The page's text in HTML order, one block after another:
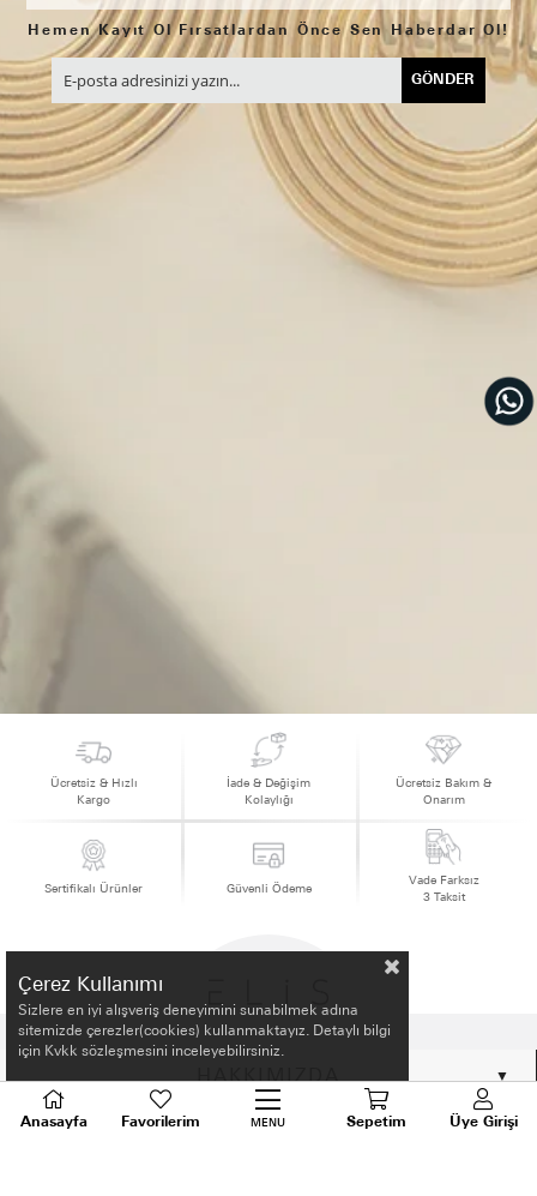
Hemen Kayıt Ol Fırsatlardan Önce Sen Haberdar Ol!
GÖNDER
Ücretsiz & Hızlı
Kargo
İade & Değişim
Kolaylığı
Ücretsiz Bakım &
Onarım
Sertifikalı Ürünler Güvenli Ödeme
Vade Farksız
3 Taksit
HAKKIMIZDA
ALIŞVERİŞ BİLGİLERİ
Çerez Kullanımı
Sizlere en iyi alışveriş deneyimini sunabilmek adına
sitemizde çerezler(cookies) kullanmaktayız. Detaylı bilgi
için Kvkk sözleşmesini inceleyebilirsiniz.
Anasayfa Favorilerim MENU Sepetim Üye Girişi